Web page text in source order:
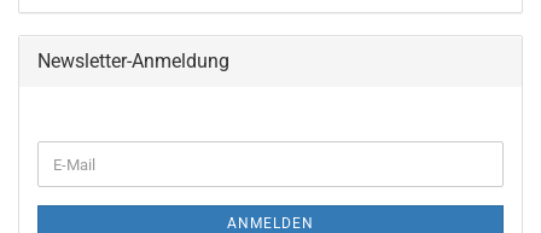
Newsletter-Anmeldung
ANMELDEN